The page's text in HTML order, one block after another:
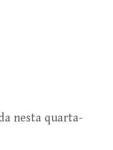
nesta quarta-